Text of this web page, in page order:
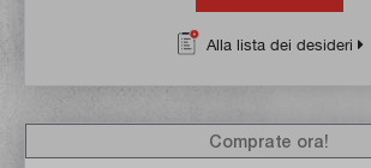
Alla lista dei desideri
Comprate ora!